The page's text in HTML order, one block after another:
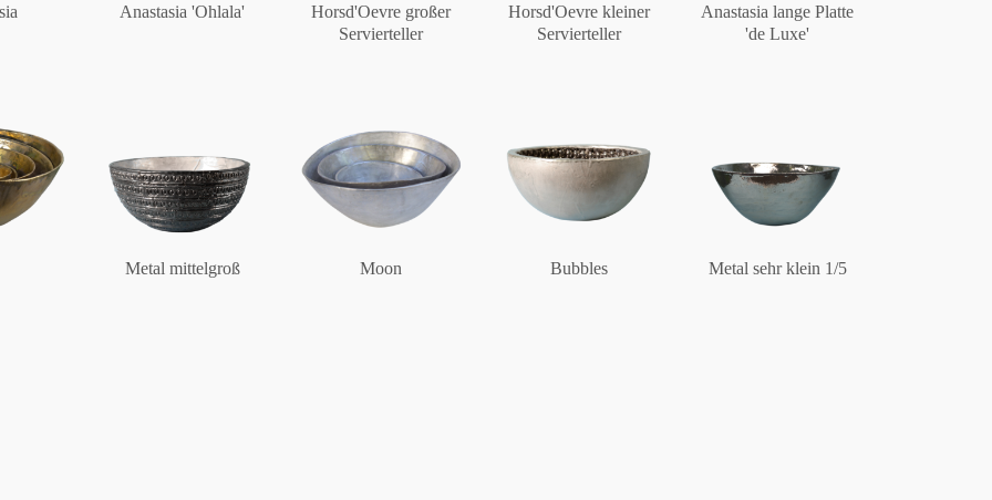
Slumberland
Anastasia 'Ohlala'
Horsd'Oevre großer
Servierteller
Horsd'Oevre kleiner
Servierteller
Anastasia lange Platte
'de Luxe'
Metal mittelgroß Moon Bubbles Metal sehr klein 1/5